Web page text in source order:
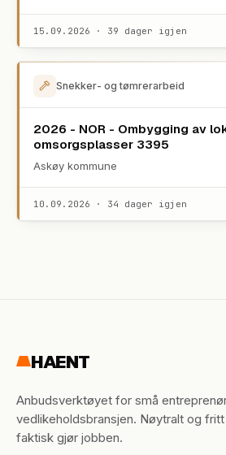
15.09.2026 · 39 dager igjen
Snekker- og tømrerarbeid
2026 - NOR - Ombygging av
omsorgsplasser 3395
Askøy kommune
10.09.2026 · 34 dager igjen
HAENT
Anbudsverktøyet for små
vedlikeholdsbransjen. Nøytralt og
faktisk gjør jobben.